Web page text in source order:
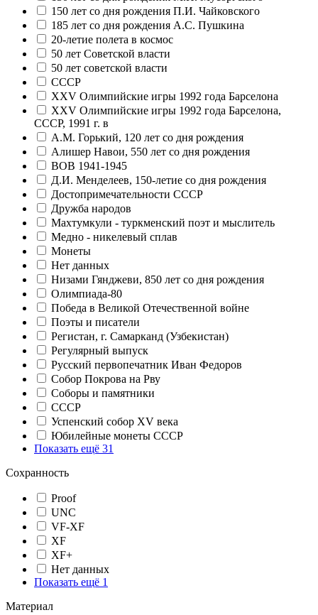
150 лет со дня рождения П.И. Чайковского
185 лет со дня рождения А.С. Пушкина
20-летие полета в космос
50 лет Советской власти
50 лет советской власти
CCCР
XXV Олимпийские игры 1992 года Барселона
XXV Олимпийские игры 1992 года Барселона,
СССР, 1991 г. в
А.М. Горький, 120 лет со дня рождения
Алишер Навои, 550 лет со дня рождения
ВОВ 1941-1945
Д.И. Менделеев, 150-летие со дня рождения
Достопримечательности CCCР
Дружба народов
Махтумкули - туркменский поэт и мыслитель
Медно - никелевый сплав
Монеты
Нет данных
Низами Гянджеви, 850 лет со дня рождения
Олимпиада-80
Победа в Великой Отечественной войне
Поэты и писатели
Регистан, г. Самарканд (Узбекистан)
Регулярный выпуск
Русский первопечатник Иван Федоров
Собор Покрова на Рву
Соборы и памятники
СССР
Успенский собор XV века
Юбилейные монеты СССР
Показать ещё 31
Сохранность
Proof
UNC
VF-XF
XF
XF+
Нет данных
Показать ещё 1
Материал